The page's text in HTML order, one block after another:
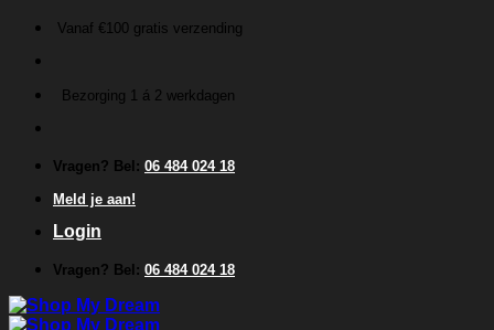
inhoud
Vanaf €100 gratis verzending
Bezorging 1 á 2 werkdagen
Vragen? Bel: 06 484 024 18
Meld je aan!
Login
Vragen? Bel: 06 484 024 18